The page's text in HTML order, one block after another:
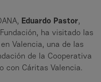
Eduardo Pastor,
ha visitado las
en Valencia, una de las
de la Cooperativa
con Cáritas Valencia.